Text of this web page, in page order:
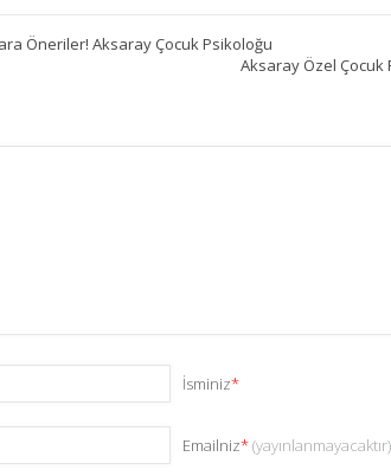
Öneriler! Aksaray Çocuk Psikoloğu
Aksaray Özel Çocuk
İsminiz*
Emailniz*(yayınlanmayacaktır)